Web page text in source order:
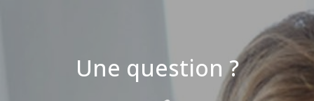
Une question ?